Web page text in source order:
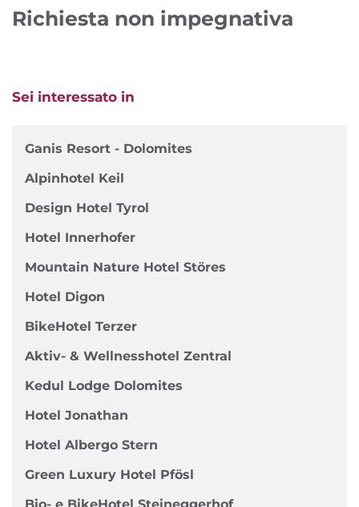
Richiesta non impegnativa
Sei interessato in
Ganis Resort - Dolomites
Alpinhotel Keil
Design Hotel Tyrol
Hotel Innerhofer
Mountain Nature Hotel Störes
Hotel Digon
BikeHotel Terzer
Aktiv- & Wellnesshotel Zentral
Kedul Lodge Dolomites
Hotel Jonathan
Hotel Albergo Stern
Green Luxury Hotel Pfösl